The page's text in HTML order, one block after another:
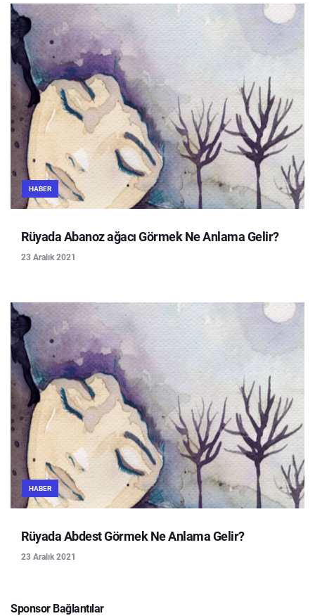
HABER
Rüyada Abanoz ağacı Görmek Ne Anlama Gelir?
23 Aralık 2021
HABER
Rüyada Abdest Görmek Ne Anlama Gelir?
23 Aralık 2021
Sponsor Bağlantılar